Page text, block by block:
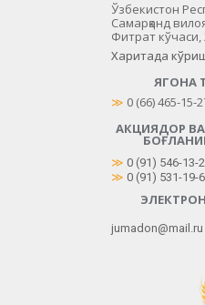
Ўзбекистон
Самарқанд
Фитрат кўчаси,
Харитада
ЯГОНА
≫ 0 (66) 465-15-
АКЦИЯДОР
≫ 0 (91) 546-13-
≫ 0 (91) 531-19-
jumadon@mail.ru